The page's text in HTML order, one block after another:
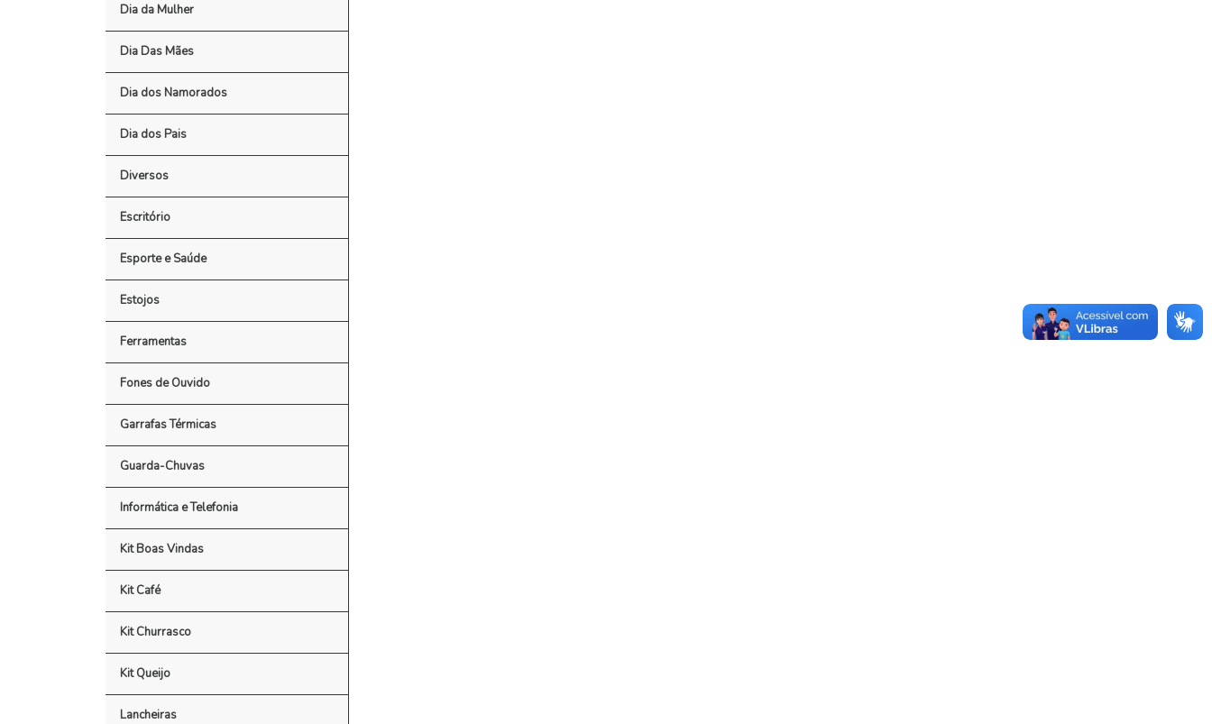
Dia da Mulher
Dia Das Mães
Dia dos Namorados
Dia dos Pais
Diversos
Escritório
Esporte e Saúde
Estojos
Ferramentas
Fones de Ouvido
Garrafas Térmicas
Guarda-Chuvas
Informática e Telefonia
Kit Boas Vindas
Kit Café
Kit Churrasco
Kit Queijo
Lancheiras